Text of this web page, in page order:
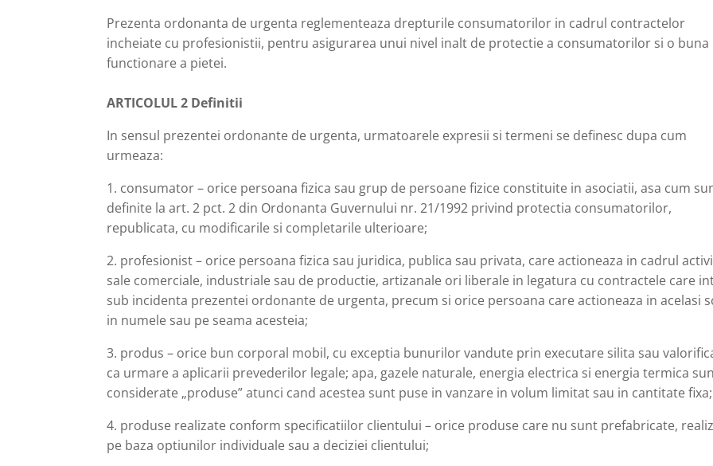
Prezenta ordonanta de urgenta reglementeaza drepturile consumatorilor in cadrul contractelor
incheiate cu profesionistii, pentru asigurarea unui nivel inalt de protectie a consumatorilor si o buna
functionare a pietei.
ARTICOLUL 2 Definitii
In sensul prezentei ordonante de urgenta, urmatoarele expresii si termeni se definesc dupa cum
urmeaza:
1. consumator – orice persoana fizica sau grup de persoane fizice constituite in asociatii, asa cum
definite la art. 2 pct. 2 din Ordonanta Guvernului nr. 21/1992 privind protectia consumatorilor,
republicata, cu modificarile si completarile ulterioare;
2. profesionist – orice persoana fizica sau juridica, publica sau privata, care actioneaza in cadrul
sale comerciale, industriale sau de productie, artizanale ori liberale in legatura cu contractele care
sub incidenta prezentei ordonante de urgenta, precum si orice persoana care actioneaza in acelasi
in numele sau pe seama acesteia;
3. produs – orice bun corporal mobil, cu exceptia bunurilor vandute prin executare silita sau
ca urmare a aplicarii prevederilor legale; apa, gazele naturale, energia electrica si energia termica
considerate „produse” atunci cand acestea sunt puse in vanzare in volum limitat sau in cantitate fixa;
4. produse realizate conform specificatiilor clientului – orice produse care nu sunt prefabricate,
pe baza optiunilor individuale sau a deciziei clientului;